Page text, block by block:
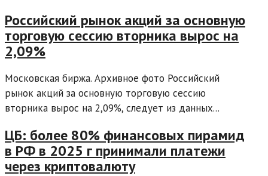
Российский рынок акций за основную
торговую сессию вторника вырос на
2,09%
Московская биржа. Архивное фото Российский
рынок акций за основную торговую сессию
вторника вырос на 2,09%, следует из данных...
ЦБ: более 80% финансовых пирамид
в РФ в 2025 г принимали платежи
через криптовалюту